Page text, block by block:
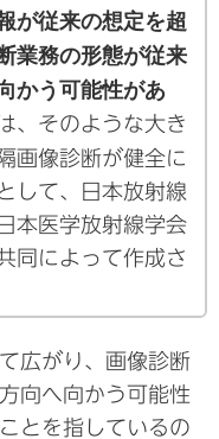
が従来の想定を超
業務の形態が従来
かう可能性があ
、そのような大き
画像診断が健全に
して、日本放射線
本医学放射線学会
同によって作成さ
広がり、画像診断
向へ向かう可能性
とを指しているの